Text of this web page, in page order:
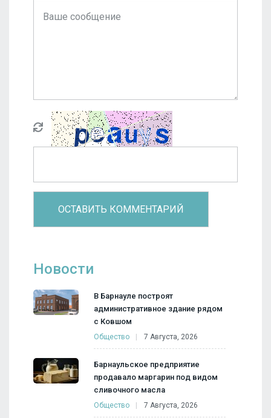
Новости
В Барнауле построят
административное здание рядом
с Ковшом
Общество 7 Августа, 2026
Барнаульское предприятие
продавало маргарин под видом
сливочного масла
Общество 7 Августа, 2026